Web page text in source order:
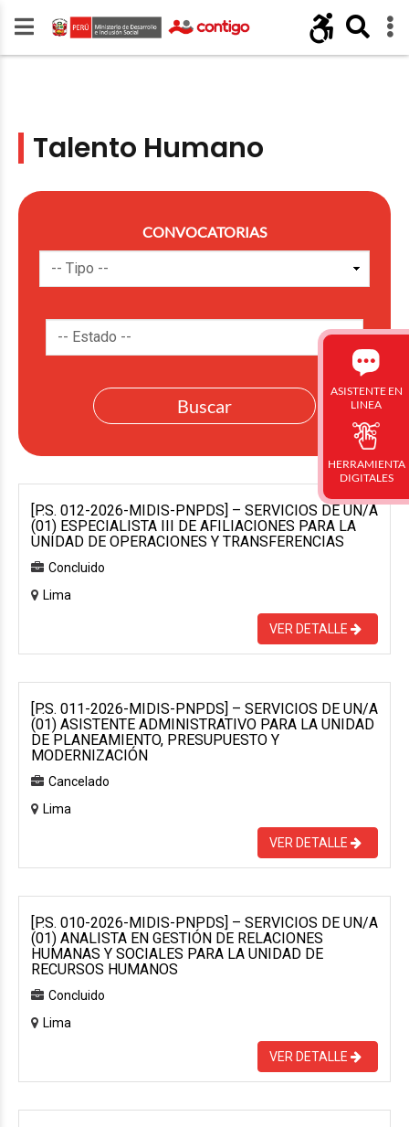
Talento Humano
CONVOCATORIAS
[P.S. 012-2026-MIDIS-PNPDS] – SERVICIOS DE UN/A
(01) ESPECIALISTA III DE AFILIACIONES PARA LA
UNIDAD DE OPERACIONES Y TRANSFERENCIAS
Concluido
Lima
VER DETALLE
[P.S. 011-2026-MIDIS-PNPDS] – SERVICIOS DE UN/A
(01) ASISTENTE ADMINISTRATIVO PARA LA UNIDAD
DE PLANEAMIENTO, PRESUPUESTO Y
MODERNIZACIÓN
Cancelado
Lima
VER DETALLE
[P.S. 010-2026-MIDIS-PNPDS] – SERVICIOS DE UN/A
(01) ANALISTA EN GESTIÓN DE RELACIONES
HUMANAS Y SOCIALES PARA LA UNIDAD DE
RECURSOS HUMANOS
Concluido
Lima
VER DETALLE
ASISTENTE EN
LINEA
HERRAMIENTA
DIGITALES